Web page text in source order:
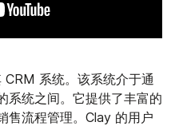
系统。该系统介于通
系统之间。它提供了丰富的
售流程管理。Clay 的用户